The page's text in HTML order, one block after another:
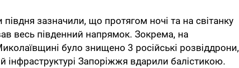
зазначили, що протягом ночі та на світанку
весь південний напрямок. Зокрема, на
було знищено 3 російські розвіддрони,
інфраструктурі Запоріжжя вдарили балістикою.